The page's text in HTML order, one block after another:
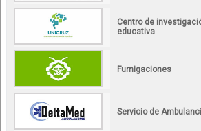
Centro de
educativa
Fumigaciones
Servicio de